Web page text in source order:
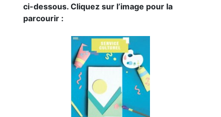
ci-dessous. Cliquez sur l’image pour la
parcourir :